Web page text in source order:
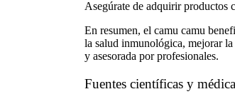
Asegúrate de adquirir productos
En resumen, el camu camu
la salud inmunológica, mejorar
y asesorada por profesionales.
Fuentes científicas y